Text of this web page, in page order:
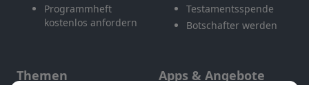
Programmheft
kostenlos anfordern
Testamentsspende
Botschafter werden
Themen Apps & Angebote